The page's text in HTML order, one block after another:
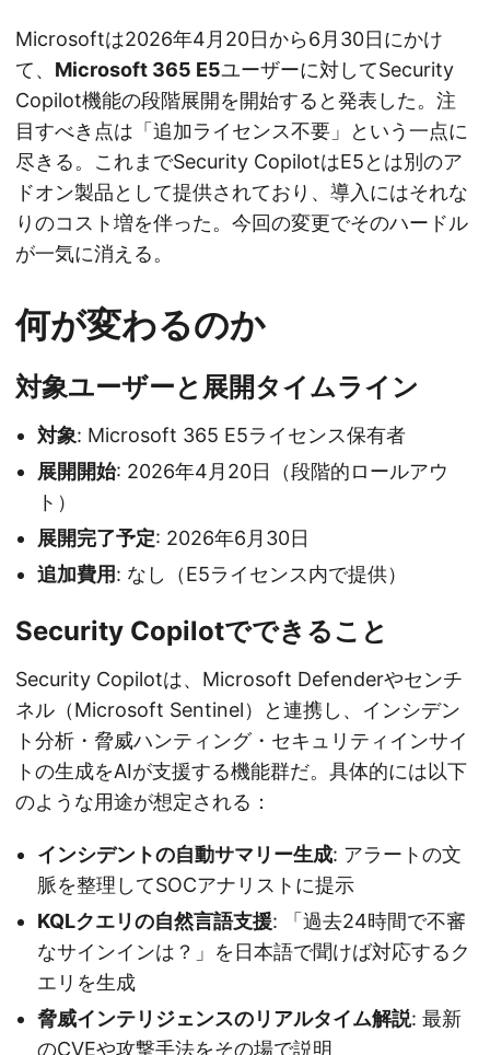
Microsoftは2026年4月20日から6月30日にかけ
て、 Microsoft 365 E5ユーザーに対してSecurity
Copilot機能の段階展開を開始すると発表した。注
目すべき点は「追加ライセンス不要」という一点に
尽きる。これまでSecurity CopilotはE5とは別のア
ドオン製品として提供されており、導入にはそれな
りのコスト増を伴った。今回の変更でそのハードル
が一気に消える。
何が変わるのか
対象ユーザーと展開タイムライン
対象: Microsoft 365 E5ライセンス保有者
展開開始: 2026年4月20日（段階的ロールアウ
ト）
展開完了予定: 2026年6月30日
追加費用: なし（E5ライセンス内で提供）
Security Copilotでできること
Security Copilotは、Microsoft Defenderやセンチ
ネル（Microsoft Sentinel）と連携し、インシデン
ト分析・脅威ハンティング・セキュリティインサイ
トの生成をAIが支援する機能群だ。具体的には以下
のような用途が想定される：
インシデントの自動サマリー生成: アラートの文
脈を整理してSOCアナリストに提示
KQLクエリの自然言語支援: 「過去24時間で不審
なサインインは？」を日本語で聞けば対応するク
エリを生成
脅威インテリジェンスのリアルタイム解説: 最新
のCVEや攻撃手法をその場で説明